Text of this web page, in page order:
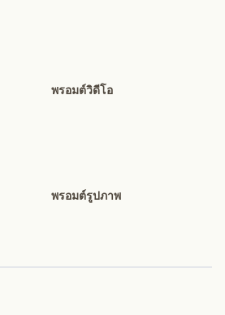
พรอมต์วิดีโอ
พรอมต์รูปภาพ